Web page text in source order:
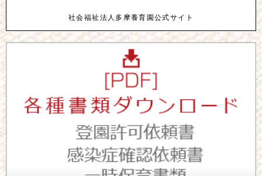
社会福祉法人多摩養育園公式サイト